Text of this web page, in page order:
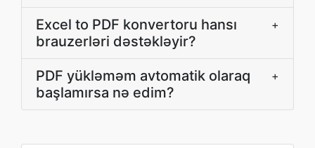
Excel to PDF konvertoru hansı
brauzerləri dəstəkləyir?
+
PDF yükləməm avtomatik olaraq
başlamırsa nə edim?
+